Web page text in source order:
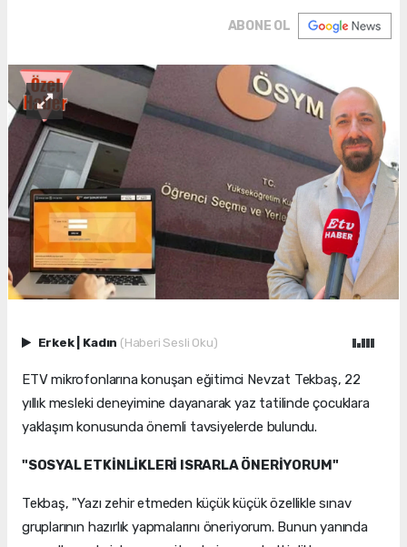
ABONE OL
Erkek Kadın (Haberi Sesli Oku)
ETV mikrofonlarına konuşan eğitimci Nevzat Tekbaş, 22
yıllık mesleki deneyimine dayanarak yaz tatilinde çocuklara
yaklaşım konusunda önemli tavsiyelerde bulundu.
"SOSYAL ETKİNLİKLERİ ISRARLA ÖNERİYORUM"
Tekbaş, "Yazı zehir etmeden küçük küçük özellikle sınav
gruplarının hazırlık yapmalarını öneriyorum. Bunun yanında